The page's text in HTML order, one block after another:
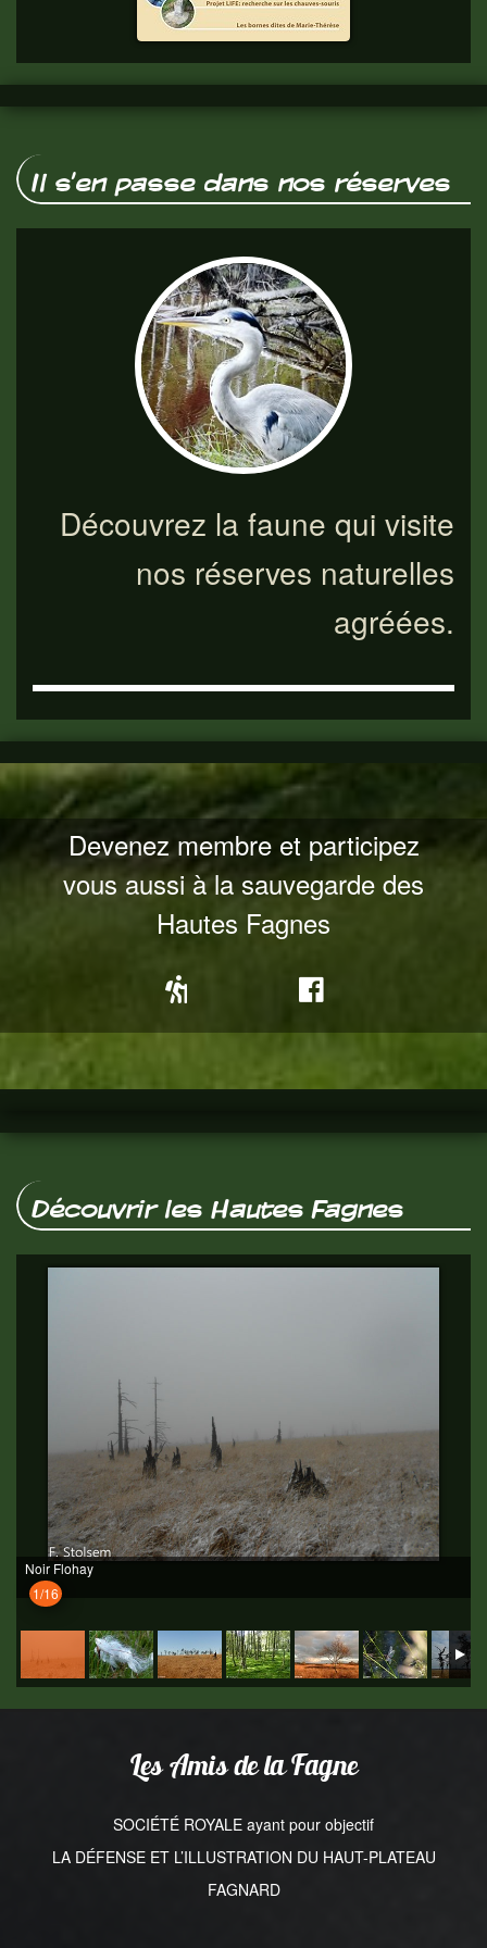
vous.
Il s'en passe dans nos réserves
Découvrez la faune qui visite
nos réserves naturelles
agréées.
Devenez membre et participez
vous aussi à la sauvegarde des
Hautes Fagnes
Découvrir les Hautes Fagnes
Noir Flohay
1/16
Les Amis de la Fagne
SOCIÉTÉ ROYALE ayant pour objectif
LA DÉFENSE ET L’ILLUSTRATION DU HAUT-PLATEAU
FAGNARD